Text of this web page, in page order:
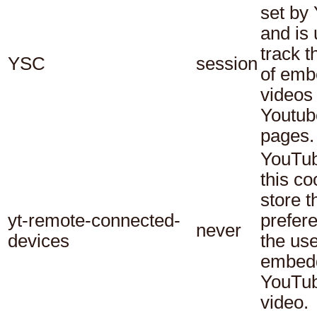
YSC session
set by
and is
track
of
videos
pages.
yt-remote-connected-
devices
never
this
store
the
video.